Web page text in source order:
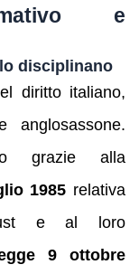
e
disciplinano
diritto italiano,
grazie alla
1985 relativa
e al loro
9 ottobre